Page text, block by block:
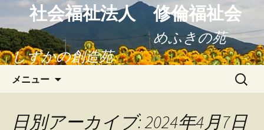
社会福祉法人 修倫福祉会
めふきの苑
しずかの創造苑
メニュー
ン
検
日別アーカイブ: 2024年4月7日